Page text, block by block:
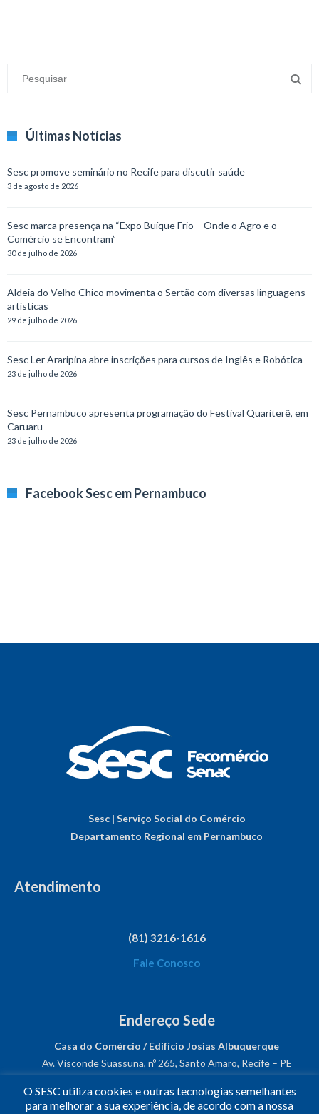
Últimas Notícias
Sesc promove seminário no Recife para discutir saúde
3 de agosto de 2026
Sesc marca presença na “Expo Buíque Frio – Onde o Agro e o
Comércio se Encontram”
30 de julho de 2026
Aldeia do Velho Chico movimenta o Sertão com diversas linguagens
artísticas
29 de julho de 2026
Sesc Ler Araripina abre inscrições para cursos de Inglês e Robótica
23 de julho de 2026
Sesc Pernambuco apresenta programação do Festival Quariterê, em
Caruaru
23 de julho de 2026
Facebook Sesc em Pernambuco
Sesc | Serviço Social do Comércio
Departamento Regional em Pernambuco
Atendimento
(81) 3216-1616
Fale Conosco
Endereço Sede
Casa do Comércio / Edifício Josias Albuquerque
Av. Visconde Suassuna, nº 265, Santo Amaro, Recife – PE
CNPJ: 03.482.931/0001-61
O SESC utiliza cookies e outras tecnologias semelhantes
para melhorar a sua experiência, de acordo com a nossa